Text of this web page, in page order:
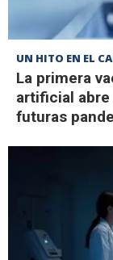
UN HITO EN EL
La primera
artificial abre
futuras